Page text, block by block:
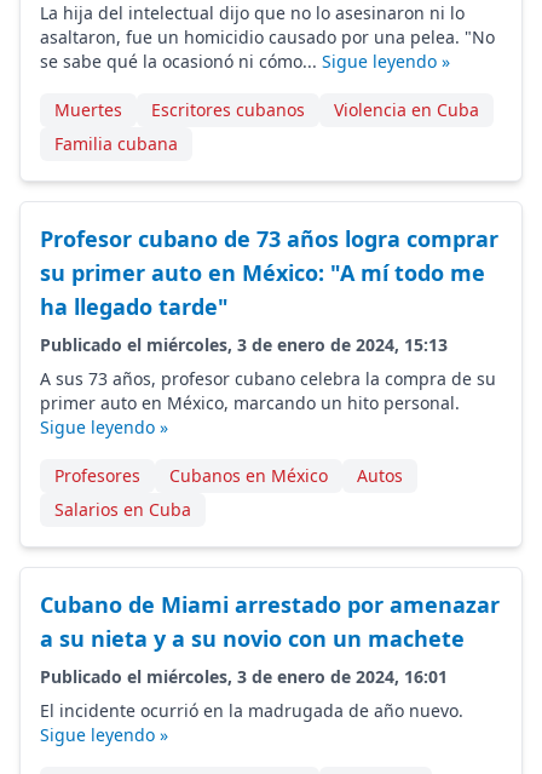
La hija del intelectual dijo que no lo asesinaron ni lo
asaltaron, fue un homicidio causado por una pelea. "No
se sabe qué la ocasionó ni cómo... Sigue leyendo »
Muertes Escritores cubanos
Violencia en Cuba
Familia cubana
Profesor cubano de 73 años logra comprar
su primer auto en México: "A mí todo me
ha llegado tarde"
Publicado el miércoles, 3 de enero de 2024, 15:13
A sus 73 años, profesor cubano celebra la compra de su
primer auto en México, marcando un hito personal.
Sigue leyendo »
Profesores Cubanos en México
Autos
Salarios en Cuba
Cubano de Miami arrestado por amenazar
a su nieta y a su novio con un machete
Publicado el miércoles, 3 de enero de 2024, 16:01
El incidente ocurrió en la madrugada de año nuevo.
Sigue leyendo »